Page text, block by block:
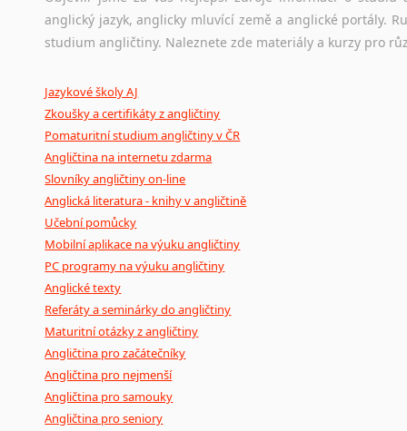
Ostatní pomůcky pro překladatele
poradny a pravidla
anglický jazyk, anglicky mluvící země a anglické portály.
studium angličtiny. Naleznete zde materiály a kurzy pro
Jazykové školy AJ
Zkoušky a certifikáty z angličtiny
Pomaturitní studium angličtiny v ČR
Angličtina na internetu zdarma
Slovníky angličtiny on-line
Anglická literatura - knihy v angličtině
Učební pomůcky
Mobilní aplikace na výuku angličtiny
PC programy na výuku angličtiny
Anglické texty
Referáty a seminárky do angličtiny
Maturitní otázky z angličtiny
Angličtina pro začátečníky
Angličtina pro nejmenší
Angličtina pro samouky
Angličtina pro seniory